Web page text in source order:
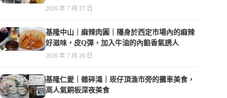
夜，親子遊戲空間
2026 年 7 月 27 日
基隆中山｜麻辣肉圓｜隱身於西定市場內的麻辣
好滋味，皮Q彈，加入牛油的內餡香氣誘人
2026 年 7 月 26 日
基隆仁愛｜雜碎鴻｜崁仔頂漁市旁的攤車美食，
高人氣銅板深夜美食